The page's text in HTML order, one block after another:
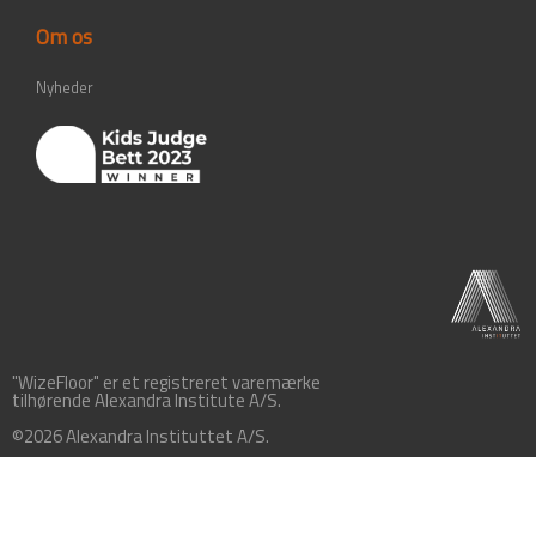
Om os
Nyheder
"WizeFloor" er et registreret varemærke
tilhørende Alexandra Institute A/S.
©2026 Alexandra Instituttet A/S.